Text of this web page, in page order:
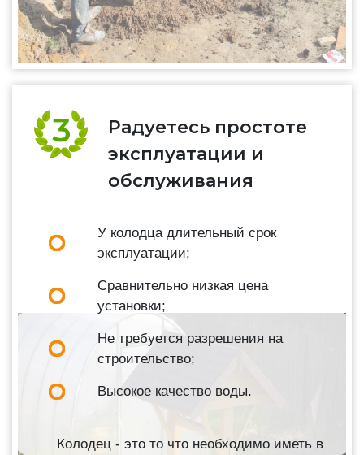
Радуетесь простоте
эксплуатации и
обслуживания
У колодца длительный срок
эксплуатации;
Сравнительно низкая цена
установки;
Не требуется разрешения на
строительство;
Высокое качество воды.
Колодец - это то что необходимо иметь в